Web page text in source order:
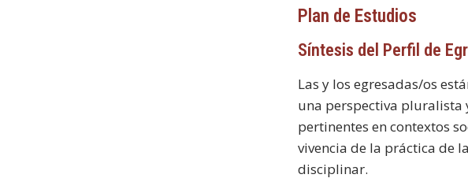
Plan de Estudios
Síntesis del Perfil de
Las y los egresadas/os
una perspectiva pluralista
pertinentes en contextos
vivencia de la práctica de
disciplinar.